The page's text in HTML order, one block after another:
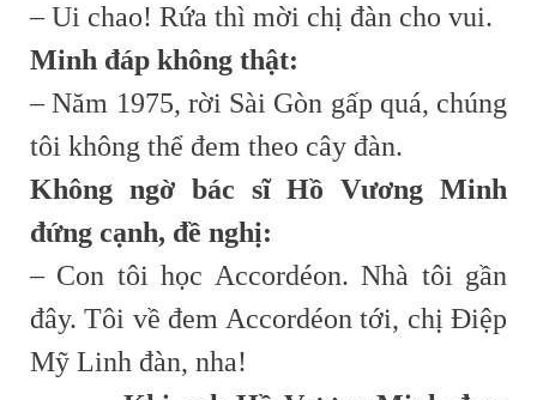
– Ui chao! Rứa thì mời chị đàn cho vui.
Minh đáp không thật:
– Năm 1975, rời Sài Gòn gấp quá, chúng
tôi không thể đem theo cây đàn.
Không ngờ bác sĩ Hồ Vương Minh
đứng cạnh, đề nghị:
– Con tôi học Accordéon. Nhà tôi gần
đây. Tôi về đem Accordéon tới, chị Điệp
Mỹ Linh đàn, nha!